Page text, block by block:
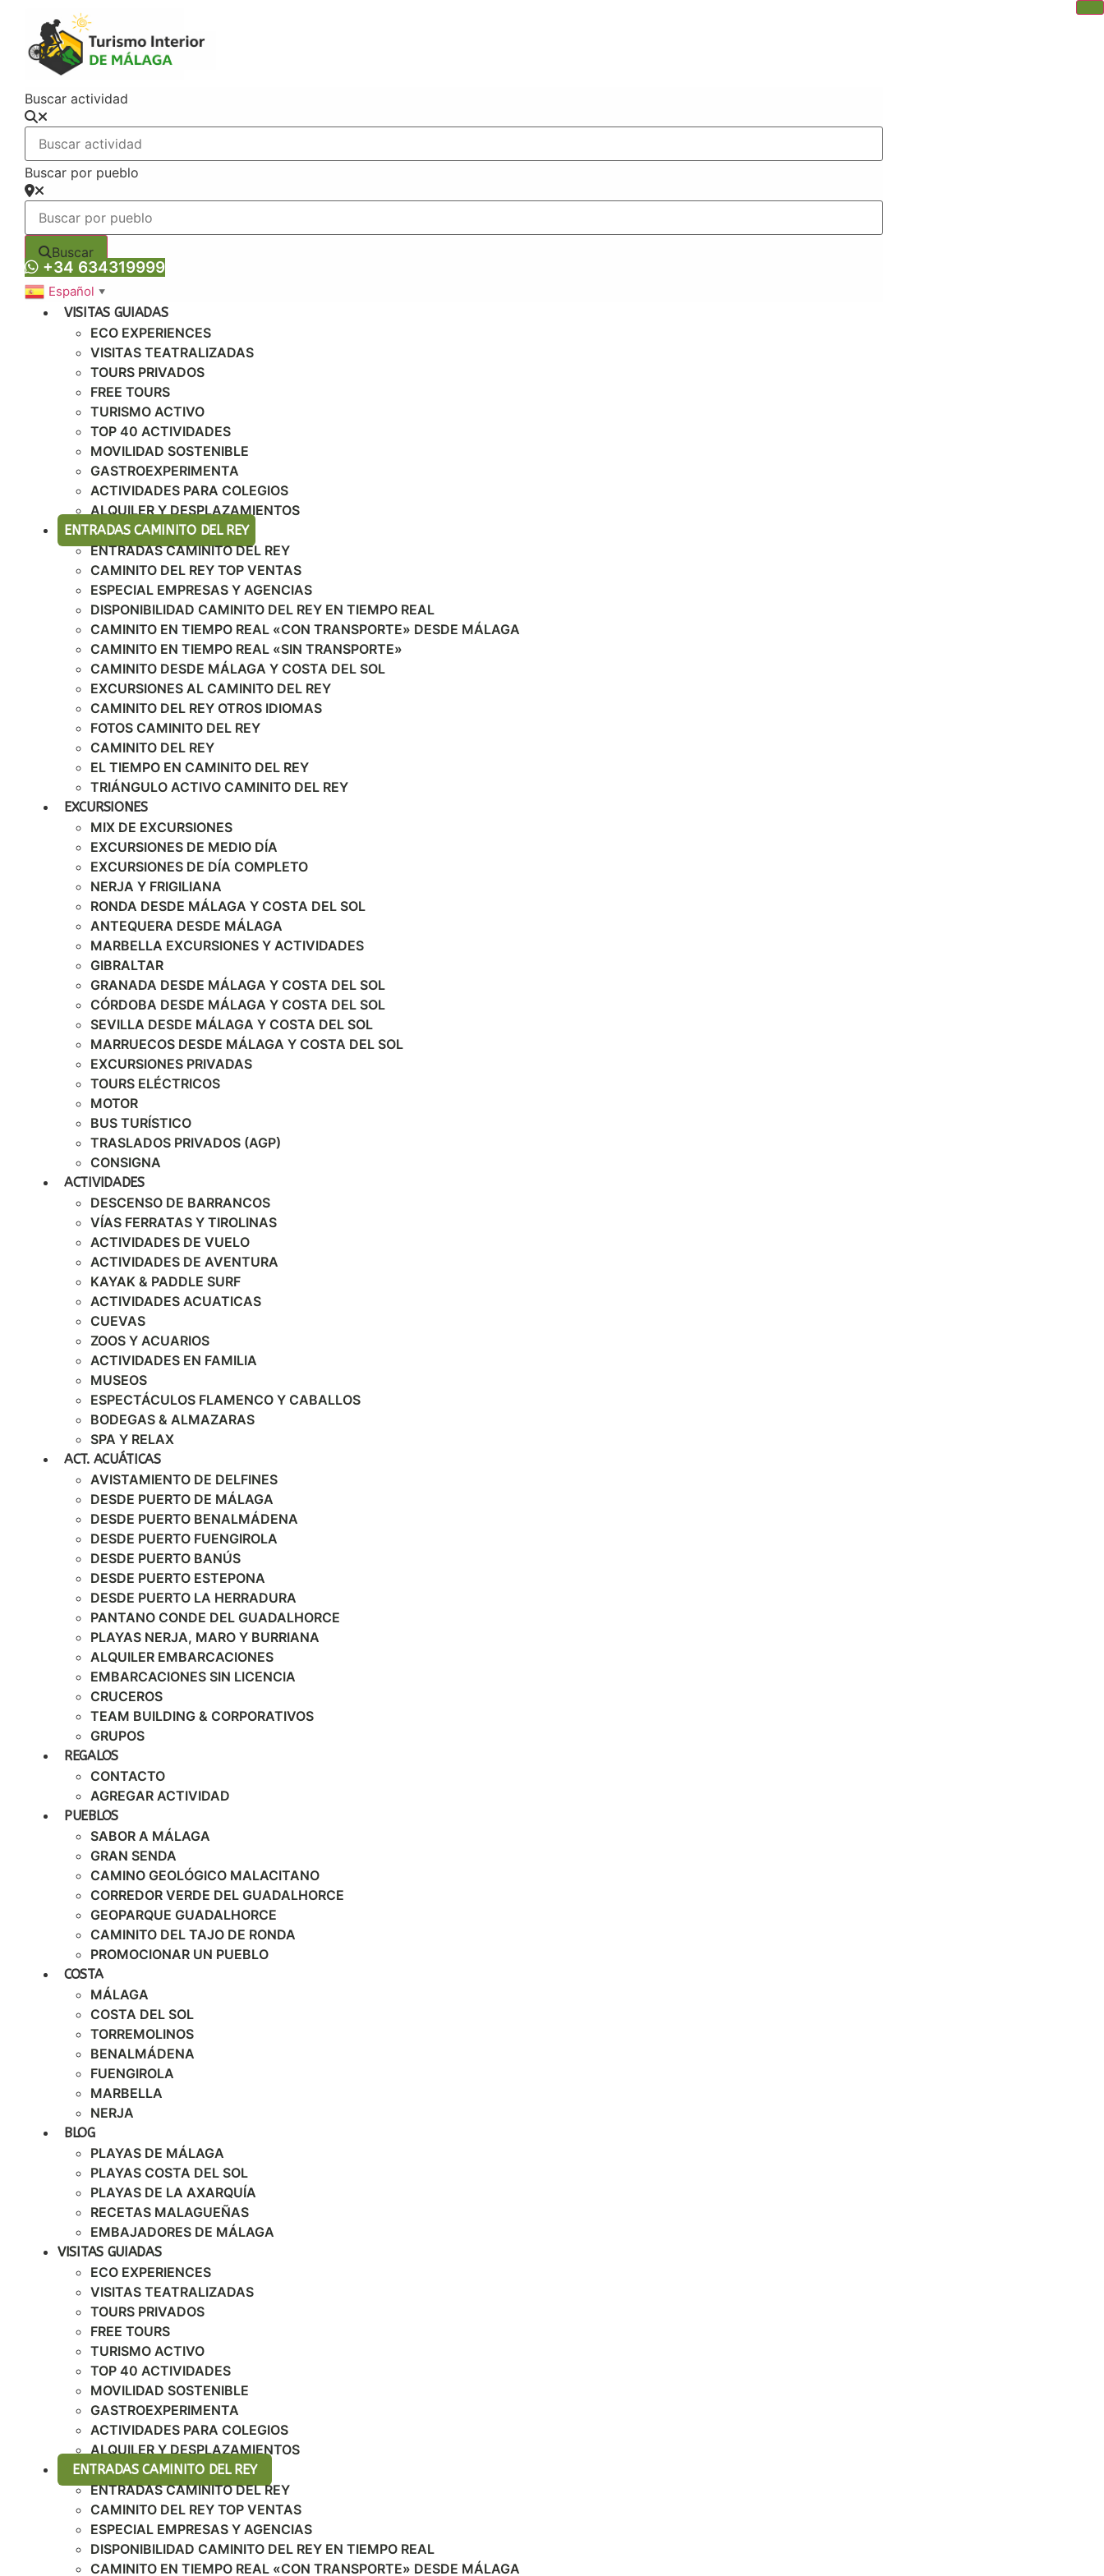
contenido
Buscar actividad
Buscar por pueblo
Buscar
+34 634319999
Español ▼
VISITAS GUIADAS
ECO EXPERIENCES
VISITAS TEATRALIZADAS
TOURS PRIVADOS
FREE TOURS
TURISMO ACTIVO
TOP 40 ACTIVIDADES
MOVILIDAD SOSTENIBLE
GASTROEXPERIMENTA
ACTIVIDADES PARA COLEGIOS
ALQUILER Y DESPLAZAMIENTOS
ENTRADAS CAMINITO DEL REY
ENTRADAS CAMINITO DEL REY
CAMINITO DEL REY TOP VENTAS
ESPECIAL EMPRESAS Y AGENCIAS
DISPONIBILIDAD CAMINITO DEL REY EN TIEMPO REAL
CAMINITO EN TIEMPO REAL «CON TRANSPORTE» DESDE MÁLAGA
CAMINITO EN TIEMPO REAL «SIN TRANSPORTE»
CAMINITO DESDE MÁLAGA Y COSTA DEL SOL
EXCURSIONES AL CAMINITO DEL REY
CAMINITO DEL REY OTROS IDIOMAS
FOTOS CAMINITO DEL REY
CAMINITO DEL REY
EL TIEMPO EN CAMINITO DEL REY
TRIÁNGULO ACTIVO CAMINITO DEL REY
EXCURSIONES
MIX DE EXCURSIONES
EXCURSIONES DE MEDIO DÍA
EXCURSIONES DE DÍA COMPLETO
NERJA Y FRIGILIANA
RONDA DESDE MÁLAGA Y COSTA DEL SOL
ANTEQUERA DESDE MÁLAGA
MARBELLA EXCURSIONES Y ACTIVIDADES
GIBRALTAR
GRANADA DESDE MÁLAGA Y COSTA DEL SOL
CÓRDOBA DESDE MÁLAGA Y COSTA DEL SOL
SEVILLA DESDE MÁLAGA Y COSTA DEL SOL
MARRUECOS DESDE MÁLAGA Y COSTA DEL SOL
EXCURSIONES PRIVADAS
TOURS ELÉCTRICOS
MOTOR
BUS TURÍSTICO
TRASLADOS PRIVADOS (AGP)
CONSIGNA
ACTIVIDADES
DESCENSO DE BARRANCOS
VÍAS FERRATAS Y TIROLINAS
ACTIVIDADES DE VUELO
ACTIVIDADES DE AVENTURA
KAYAK & PADDLE SURF
ACTIVIDADES ACUATICAS
CUEVAS
ZOOS Y ACUARIOS
ACTIVIDADES EN FAMILIA
MUSEOS
ESPECTÁCULOS FLAMENCO Y CABALLOS
BODEGAS & ALMAZARAS
SPA Y RELAX
ACT. ACUÁTICAS
AVISTAMIENTO DE DELFINES
DESDE PUERTO DE MÁLAGA
DESDE PUERTO BENALMÁDENA
DESDE PUERTO FUENGIROLA
DESDE PUERTO BANÚS
DESDE PUERTO ESTEPONA
DESDE PUERTO LA HERRADURA
PANTANO CONDE DEL GUADALHORCE
PLAYAS NERJA, MARO Y BURRIANA
ALQUILER EMBARCACIONES
EMBARCACIONES SIN LICENCIA
CRUCEROS
TEAM BUILDING & CORPORATIVOS
GRUPOS
REGALOS
CONTACTO
AGREGAR ACTIVIDAD
PUEBLOS
SABOR A MÁLAGA
GRAN SENDA
CAMINO GEOLÓGICO MALACITANO
CORREDOR VERDE DEL GUADALHORCE
GEOPARQUE GUADALHORCE
CAMINITO DEL TAJO DE RONDA
PROMOCIONAR UN PUEBLO
COSTA
MÁLAGA
COSTA DEL SOL
TORREMOLINOS
BENALMÁDENA
FUENGIROLA
MARBELLA
NERJA
BLOG
PLAYAS DE MÁLAGA
PLAYAS COSTA DEL SOL
PLAYAS DE LA AXARQUÍA
RECETAS MALAGUEÑAS
EMBAJADORES DE MÁLAGA
VISITAS GUIADAS
ECO EXPERIENCES
VISITAS TEATRALIZADAS
TOURS PRIVADOS
FREE TOURS
TURISMO ACTIVO
TOP 40 ACTIVIDADES
MOVILIDAD SOSTENIBLE
GASTROEXPERIMENTA
ACTIVIDADES PARA COLEGIOS
ALQUILER Y DESPLAZAMIENTOS
ENTRADAS CAMINITO DEL REY
ENTRADAS CAMINITO DEL REY
CAMINITO DEL REY TOP VENTAS
ESPECIAL EMPRESAS Y AGENCIAS
DISPONIBILIDAD CAMINITO DEL REY EN TIEMPO REAL
CAMINITO EN TIEMPO REAL «CON TRANSPORTE» DESDE MÁLAGA